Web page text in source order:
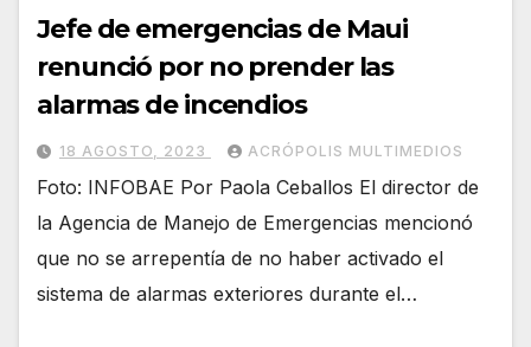
Jefe de emergencias de Maui
renunció por no prender las
alarmas de incendios
18 AGOSTO, 2023 ACRÓPOLIS MULTIMEDIOS
Foto: INFOBAE Por Paola Ceballos El director de
la Agencia de Manejo de Emergencias mencionó
que no se arrepentía de no haber activado el
sistema de alarmas exteriores durante el…